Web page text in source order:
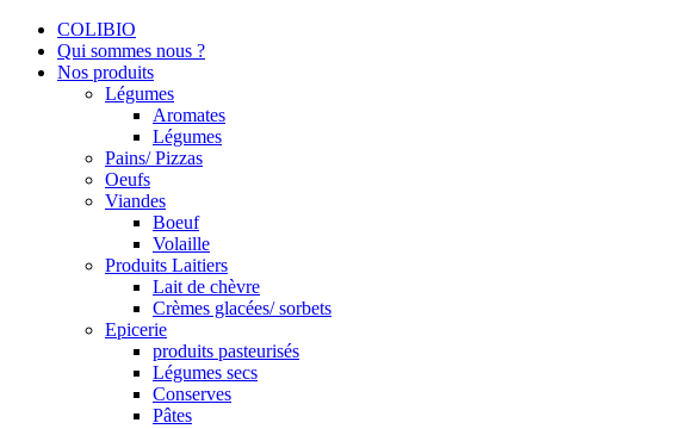
COLIBIO
Qui sommes nous ?
Nos produits
Légumes
Aromates
Légumes
Pains/ Pizzas
Oeufs
Viandes
Boeuf
Volaille
Produits Laitiers
Lait de chèvre
Crèmes glacées/ sorbets
Epicerie
produits pasteurisés
Légumes secs
Conserves
Pâtes